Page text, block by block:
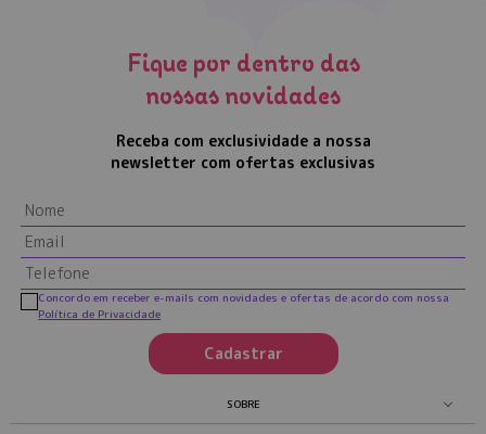
Fique por dentro das
nossas novidades
Receba com exclusividade a nossa
newsletter com ofertas exclusivas
Cadastrar
Concordo em receber e-mails com novidades e ofertas de acordo com nossa
Política de Privacidade
SOBRE